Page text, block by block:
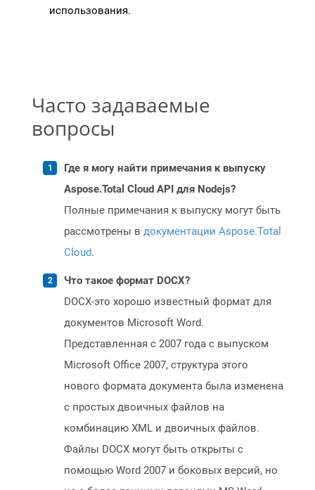
использования.
Часто задаваемые
вопросы
Где я могу найти примечания к выпуску
Aspose.Total Cloud API для Nodejs?
Полные примечания к выпуску могут быть
рассмотрены в документации Aspose.Total
Cloud.
Что такое формат DOCX?
DOCX-это хорошо известный формат для
документов Microsoft Word.
Представленная с 2007 года с выпуском
Microsoft Office 2007, структура этого
нового формата документа была изменена
с простых двоичных файлов на
комбинацию XML и двоичных файлов.
Файлы DOCX могут быть открыты с
помощью Word 2007 и боковых версий, но